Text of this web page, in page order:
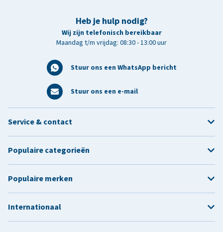
Heb je hulp nodig?
Wij zijn telefonisch bereikbaar
Maandag t/m vrijdag: 08:30 - 13:00 uur
Stuur ons een WhatsApp bericht
Stuur ons een e-mail
Service & contact
Populaire categorieën
Populaire merken
Internationaal